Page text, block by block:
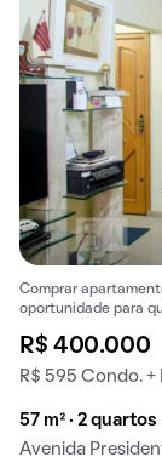
Comprar
oportunidade para
R$ 400.000
R$ 595 Condo. +
57 m² · 2 quartos
Avenida